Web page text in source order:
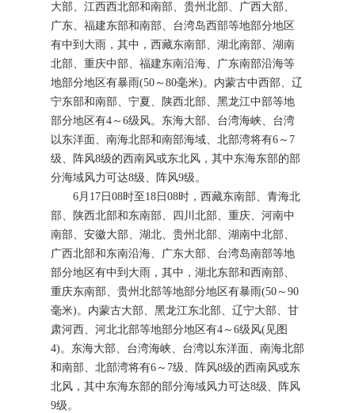
大部、江西西北部和南部、贵州北部、广西大部、
广东、福建东部和南部、台湾岛西部等地部分地区
有中到大雨，其中，西藏东南部、湖北南部、湖南
北部、重庆中部、福建东南沿海、广东南部沿海等
地部分地区有暴雨(50～80毫米)。内蒙古中西部、辽
宁东部和南部、宁夏、陕西北部、黑龙江中部等地
部分地区有4～6级风。东海大部、台湾海峡、台湾
以东洋面、南海北部和南部海域、北部湾将有6～7
级、阵风8级的西南风或东北风，其中东海东部的部
分海域风力可达8级、阵风9级。
6月17日08时至18日08时，西藏东南部、青海北
部、陕西北部和东南部、四川北部、重庆、河南中
南部、安徽大部、湖北、贵州北部、湖南中北部、
广西北部和东南沿海、广东大部、台湾岛南部等地
部分地区有中到大雨，其中，湖北东部和西南部、
重庆东南部、贵州北部等地部分地区有暴雨(50～90
毫米)。内蒙古大部、黑龙江东北部、辽宁大部、甘
肃河西、河北北部等地部分地区有4～6级风(见图
4)。东海大部、台湾海峡、台湾以东洋面、南海北部
和南部、北部湾将有6～7级、阵风8级的西南风或东
北风，其中东海东部的部分海域风力可达8级、阵风
9级。